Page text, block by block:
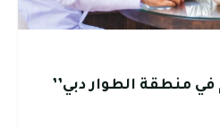
منطقة الطوار دبي’’